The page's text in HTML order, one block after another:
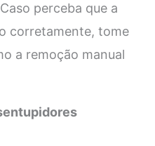
perceba que a
corretamente, tome
a remoção manual